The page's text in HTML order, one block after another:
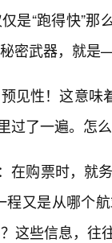
是“跑得快”
密武器，就是
见性！这意
过了一遍。怎
在购票时，就
程又是从哪个
这些信息，往